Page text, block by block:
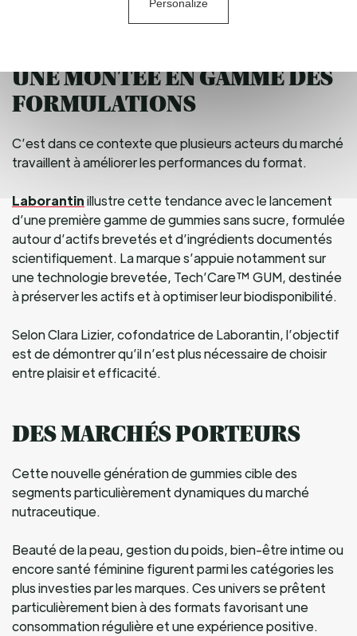
UNE MONTÉE EN GAMME DES
FORMULATIONS
C’est dans ce contexte que plusieurs acteurs du marché
travaillent à améliorer les performances du format.
Laborantinillustre cette tendance avec le lancement
d’une première gamme de gummies sans sucre, formulée
autour d’actifs brevetés et d’ingrédients documentés
scientifiquement. La marque s’appuie notamment sur
une technologie brevetée, Tech’Care™ GUM, destinée
à préserver les actifs et à optimiser leur biodisponibilité.
Selon Clara Lizier, cofondatrice de Laborantin, l’objectif
est de démontrer qu’il n’est plus nécessaire de choisir
entre plaisir et efficacité.
DES MARCHÉS PORTEURS
Cette nouvelle génération de gummies cible des
segments particulièrement dynamiques du marché
nutraceutique.
Beauté de la peau, gestion du poids, bien-être intime ou
encore santé féminine figurent parmi les catégories les
plus investies par les marques. Ces univers se prêtent
particulièrement bien à des formats favorisant une
consommation régulière et une expérience positive.
Personalize